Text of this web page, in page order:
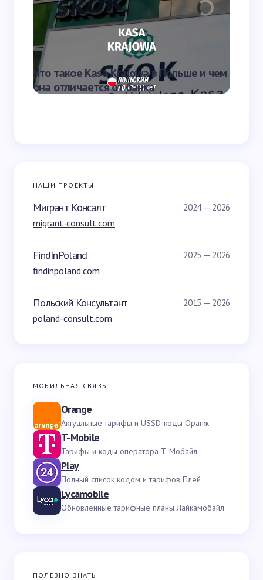
Отправить
Что такое Kasa Krajowa в Польше и чем
она отличается от банка
НАШИ ПРОЕКТЫ
Мигрант Консалт 2024 — 2026
migrant-consult.com
FindInPoland 2025 — 2026
findinpoland.com
Польский Консультант 2015 — 2026
poland-consult.com
МОБИЛЬНАЯ СВЯЗЬ
Orange
Актуальные тарифы и USSD-коды Оранж
T-Mobile
Тарифы и коды оператора Т-Мобайл
Play
Полный список кодом и тарифов Плей
Lycamobile
Обновленные тарифные планы Лайкамобайл
ПОЛЕЗНО ЗНАТЬ